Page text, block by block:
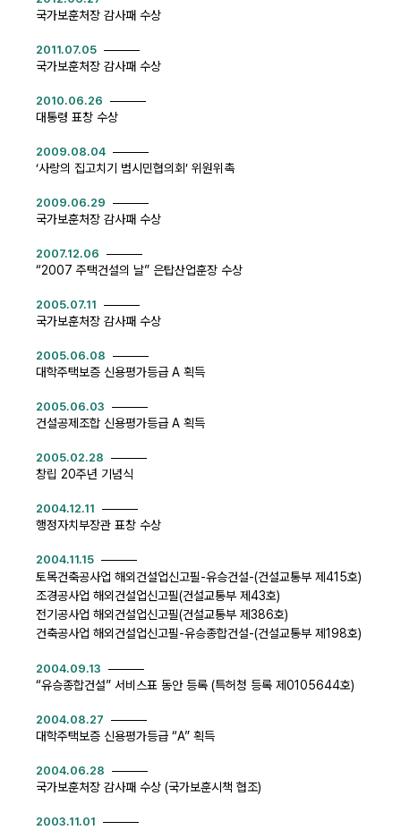
국가보훈처장 감사패 수상
2011.07.05
국가보훈처장 감사패 수상
2010.06.26
대통령 표창 수상
2009.08.04
‘사랑의 집고치기 범시민협의회’ 위원위촉
2009.06.29
국가보훈처장 감사패 수상
2007.12.06
“2007 주택건설의 날” 은탑산업훈장 수상
2005.07.11
국가보훈처장 감사패 수상
2005.06.08
대학주택보증 신용평가등급 A 획득
2005.06.03
건설공제조합 신용평가등급 A 획득
2005.02.28
창립 20주년 기념식
2004.12.11
행정자치부장관 표창 수상
2004.11.15
토목건축공사업 해외건설업신고필-유승건설-(건설교통부 제415호)
조경공사업 해외건설업신고필(건설교통부 제43호)
전기공사업 해외건설업신고필(건설교통부 제386호)
건축공사업 해외건설업신고필-유승종합건설-(건설교통부 제198호)
2004.09.13
“유승종합건설” 서비스표 동안 등록 (특허청 등록 제0105644호)
2004.08.27
대학주택보증 신용평가등급 “A” 획득
2004.06.28
국가보훈처장 감사패 수상 (국가보훈시책 협조)
2003.11.01